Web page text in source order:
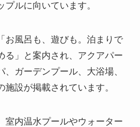
ルに向いています。
お風呂も、遊びも。泊まりで
る」と案内され、アクアパー
、ガーデンプール、大浴場、
施設が掲載されています。
室内温水プールやウォーター